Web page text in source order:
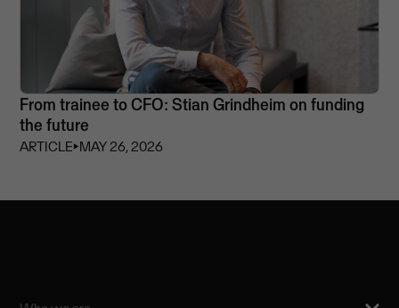
From trainee to CFO: Stian Grindheim on funding
the future
ARTICLE⏵MAY 26, 2026